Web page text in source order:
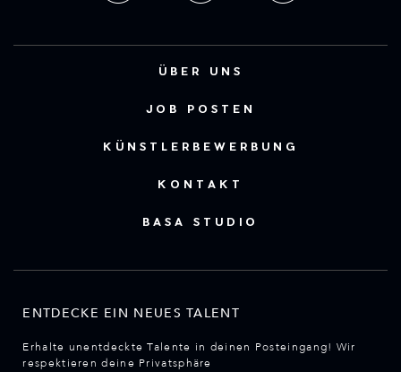
ÜBER UNS
JOB POSTEN
KÜNSTLERBEWERBUNG
KONTAKT
BASA STUDIO
ENTDECKE EIN NEUES TALENT
Erhalte unentdeckte Talente in deinen Posteingang! Wir
respektieren deine Privatsphäre